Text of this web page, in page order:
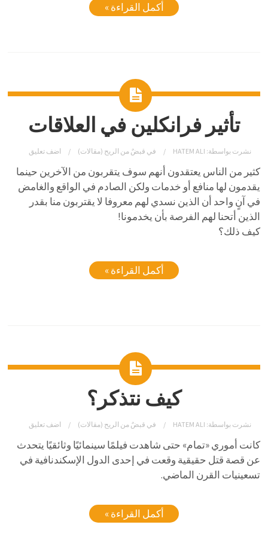
أكمل القراءة »
تأثير فرانكلين في العلاقات
نشرت بواسطة: HATEM ALI في قبضٌ من الريح (مقالات) اضف تعليق
كثير من الناس يعتقدون أنهم سوف يتقربون من الآخرين حينما
يقدمون لها منافع أو خدمات ولكن الصادم في الواقع والغامض
في آنٍ واحد أن الذين نسدي لهم معروفا لا يقتربون منا بقدر
الذين أتحنا لهم الفرصة بأن يخدمونا!
كيف ذلك؟
أكمل القراءة »
كيف نتذكر؟
نشرت بواسطة: HATEM ALI في قبضٌ من الريح (مقالات) اضف تعليق
كانت أموري «تمام» حتى شاهدت فيلمًا سينمائيًا وثائقيًا يتحدث
عن قصة قتل حقيقية وقعت في إحدى الدول الإسكندنافية في
تسعينيات القرن الماضي.
أكمل القراءة »